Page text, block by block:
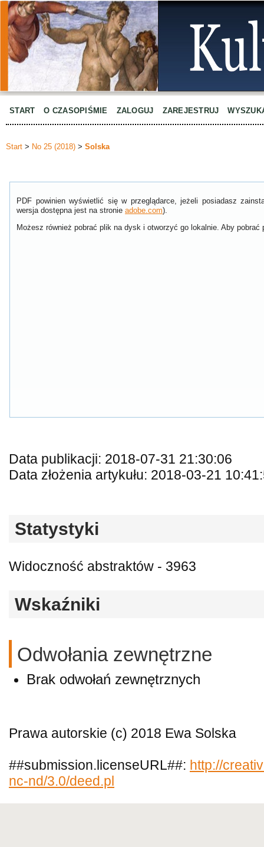
START O CZASOPIŚMIE ZALOGUJ ZAREJESTRUJ
Start > No 25 (2018) > Solska
PDF powinien wyświetlić się w przeglądarce, jeżeli posiadasz
wersja dostępna jest na stronie adobe.com).
Możesz również pobrać plik na dysk i otworzyć go lokalnie. Aby
Data publikacji: 2018-07-31 21:30:06
Data złożenia artykułu: 2018-03-21
Statystyki
Widoczność abstraktów - 3963
Wskaźniki
Odwołania zewnętrzne
Brak odwołań zewnętrznych
Prawa autorskie (c) 2018 Ewa Solska
##submission.licenseURL##: http://
nc-nd/3.0/deed.pl